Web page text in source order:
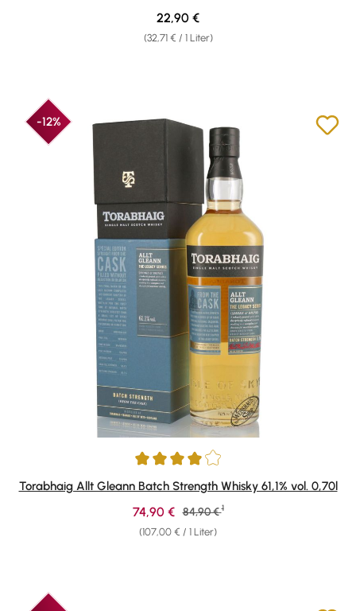
(32,71 € / 1 Liter)
Regulärer Preis:
22,90 €
-12%
Durchschnittliche Bewertung von 4 von 5 Sternen
Torabhaig Allt Gleann Batch Strength Whisky 61,1% vol. 0,70l
(107,00 € / 1 Liter)
Verkaufspreis:
74,90 € Regulärer Preis:
84,90 € 1